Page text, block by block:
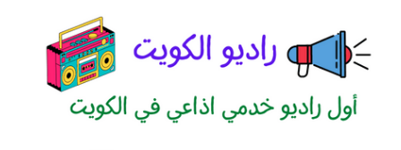
المحتوى